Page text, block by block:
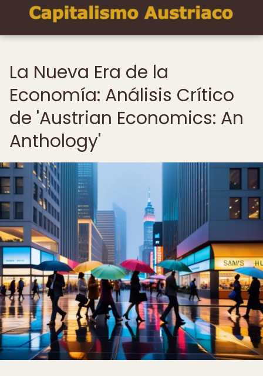
La Nueva Era de la
Economía: Análisis Crítico
de 'Austrian Economics: An
Anthology'